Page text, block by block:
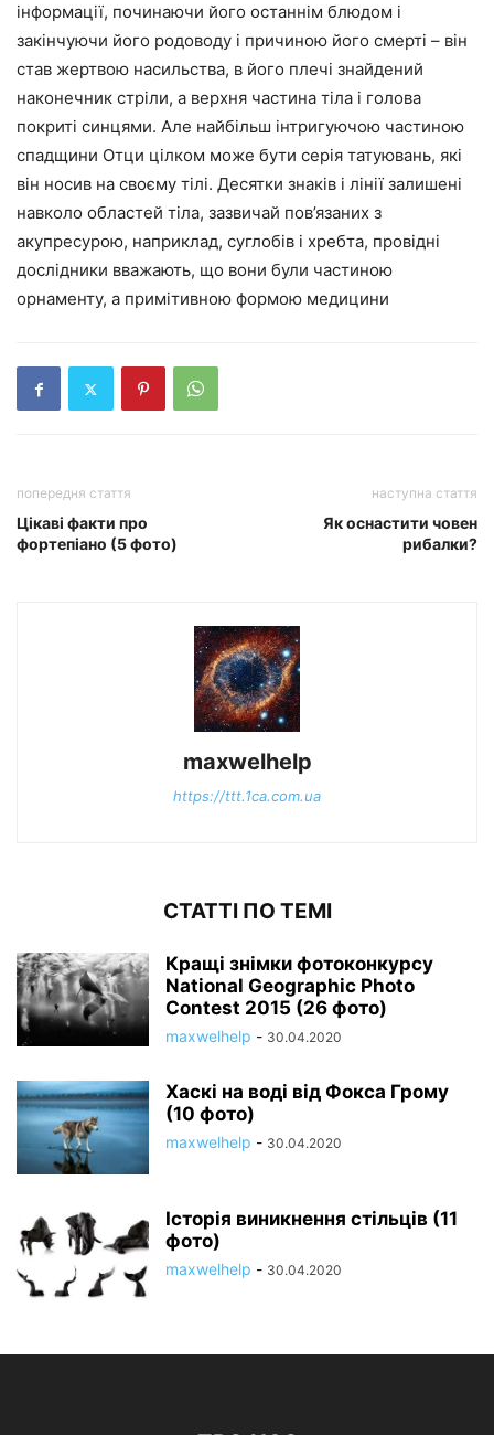
інформації, починаючи його останнім блюдом і
закінчуючи його родоводу і причиною його смерті – він
став жертвою насильства, в його плечі знайдений
наконечник стріли, а верхня частина тіла і голова
покриті синцями. Але найбільш інтригуючою частиною
спадщини Отци цілком може бути серія татуювань, які
він носив на своєму тілі. Десятки знаків і лінії залишені
навколо областей тіла, зазвичай пов’язаних з
акупресурою, наприклад, суглобів і хребта, провідні
дослідники вважають, що вони були частиною
орнаменту, а примітивною формою медицини
попередня стаття
Цікаві факти про
фортепіано (5 фото)
наступна стаття
Як оснастити човен
рибалки?
maxwelhelp
https://ttt.1ca.com.ua
СТАТТІ ПО ТЕМІ
Кращі знімки фотоконкурсу
National Geographic Photo
Contest 2015 (26 фото)
maxwelhelp - 30.04.2020
Хаскі на воді від Фокса Грому
(10 фото)
maxwelhelp - 30.04.2020
Історія виникнення стільців (11
фото)
maxwelhelp - 30.04.2020